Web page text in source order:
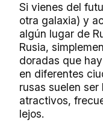
Si vienes del
otra galaxia) y
algún lugar de
Rusia,
doradas que
en diferentes
rusas suelen
atractivos,
lejos.